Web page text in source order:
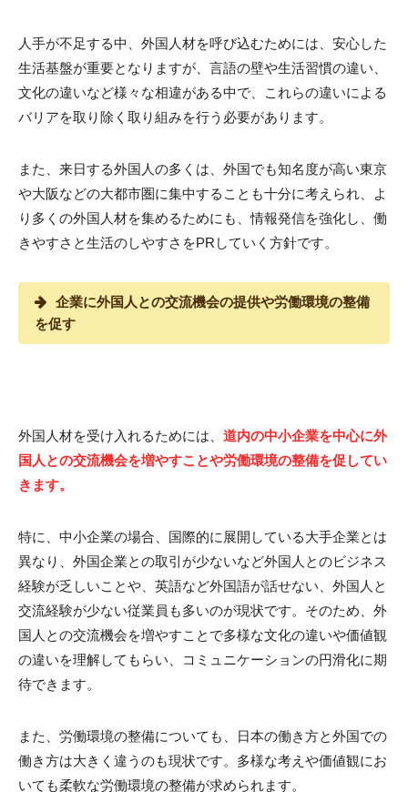
人手が不足する中、外国人材を呼び込むためには、安心した
生活基盤が重要となりますが、言語の壁や生活習慣の違い、
文化の違いなど様々な相違がある中で、これらの違いによる
バリアを取り除く取り組みを行う必要があります。
また、来日する外国人の多くは、外国でも知名度が高い東京
や大阪などの大都市圏に集中することも十分に考えられ、よ
り多くの外国人材を集めるためにも、情報発信を強化し、働
きやすさと生活のしやすさをPRしていく方針です。
企業に外国人との交流機会の提供や労働環境の整備
を促す
外国人材を受け入れるためには、 道内の中小企業を中心に外
国人との交流機会を増やすことや労働環境の整備を促してい
きます。
特に、中小企業の場合、国際的に展開している大手企業とは
異なり、外国企業との取引が少ないなど外国人とのビジネス
経験が乏しいことや、英語など外国語が話せない、外国人と
交流経験が少ない従業員も多いのが現状です。そのため、外
国人との交流機会を増やすことで多様な文化の違いや価値観
の違いを理解してもらい、コミュニケーションの円滑化に期
待できます。
また、労働環境の整備についても、日本の働き方と外国での
働き方は大きく違うのも現状です。多様な考えや価値観にお
いても柔軟な労働環境の整備が求められます。